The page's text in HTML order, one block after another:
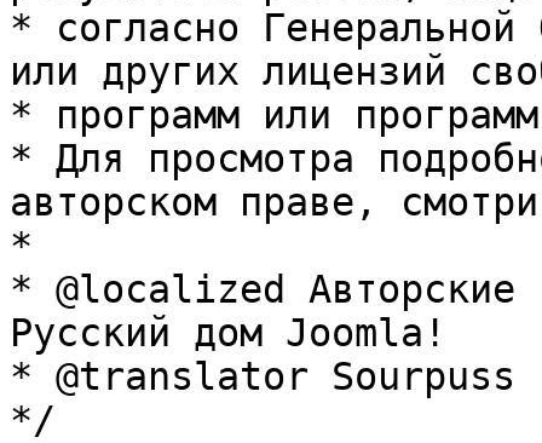
* согласно Генеральной
или других лицензий
* программ или
* Для просмотра
авторском праве,
*
* @localized Авторские
Русский дом Joomla!
* @translator Sourpuss
*/